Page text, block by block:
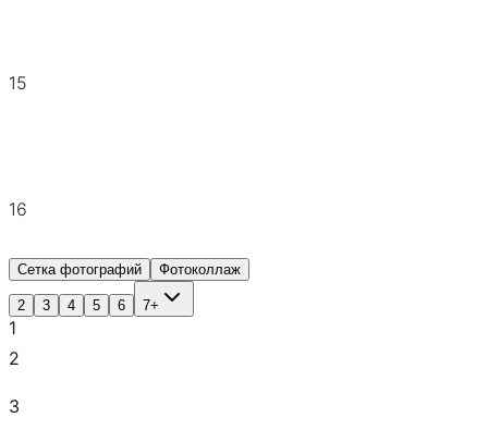
15
16
Сетка фотографий Фотоколлаж
2 3 4 5 6 7+
1
2
3